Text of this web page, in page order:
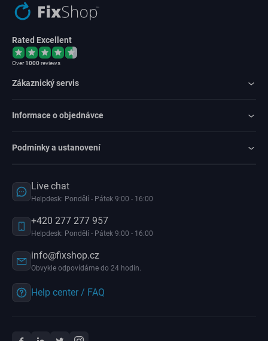
Rated Excellent
Over1000reviews
Zákaznický servis
Informace o objednávce
Podmínky a ustanovení
Live chat
Helpdesk: Pondělí - Pátek 9:00 - 16:00
+420 277 277 957
Helpdesk: Pondělí - Pátek 9:00 - 16:00
info@fixshop.cz
Obvykle odpovídáme do 24 hodin.
Help center / FAQ